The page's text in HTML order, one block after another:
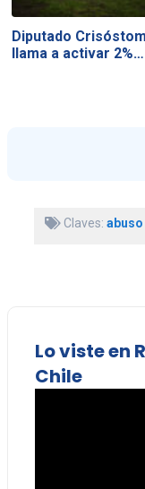
Diputado
llama a activar 2%…
Claves: abuso
Lo viste en
Chile